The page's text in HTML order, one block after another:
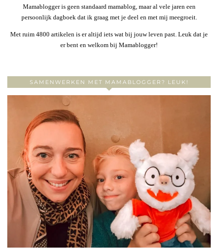
Mamablogger is geen standaard mamablog, maar al vele jaren een
persoonlijk dagboek dat ik graag met je deel en met mij meegroeit.
Met ruim 4800 artikelen is er altijd iets wat bij jouw leven past. Leuk dat je
er bent en welkom bij Mamablogger!
SAMENWERKEN MET MAMABLOGGER? LEUK!